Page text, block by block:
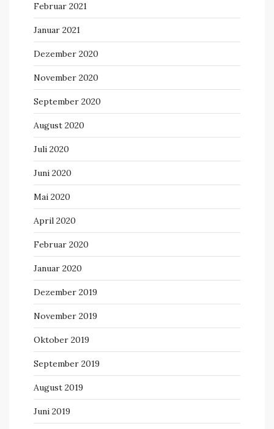
Februar 2021
Januar 2021
Dezember 2020
November 2020
September 2020
August 2020
Juli 2020
Juni 2020
Mai 2020
April 2020
Februar 2020
Januar 2020
Dezember 2019
November 2019
Oktober 2019
September 2019
August 2019
Juni 2019